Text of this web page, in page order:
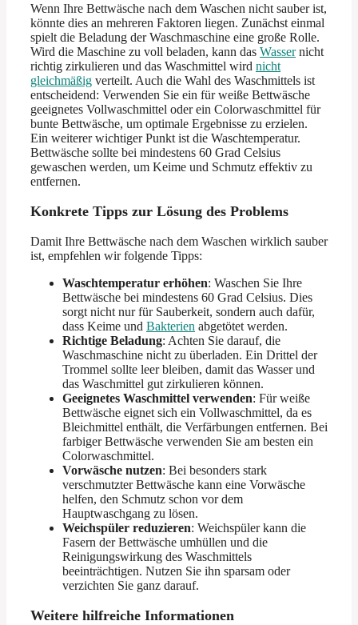
Wenn Ihre Bettwäsche nach dem Waschen nicht sauber ist,
könnte dies an mehreren Faktoren liegen. Zunächst einmal
spielt die Beladung der Waschmaschine eine große Rolle.
Wird die Maschine zu voll beladen, kann das Wassernicht
richtig zirkulieren und das Waschmittel wird nicht
gleichmäßig verteilt. Auch die Wahl des Waschmittels ist
entscheidend: Verwenden Sie ein für weiße Bettwäsche
geeignetes Vollwaschmittel oder ein Colorwaschmittel für
bunte Bettwäsche, um optimale Ergebnisse zu erzielen.
Ein weiterer wichtiger Punkt ist die Waschtemperatur.
Bettwäsche sollte bei mindestens 60 Grad Celsius
gewaschen werden, um Keime und Schmutz effektiv zu
entfernen.
Konkrete Tipps zur Lösung des Problems
Damit Ihre Bettwäsche nach dem Waschen wirklich sauber
ist, empfehlen wir folgende Tipps:
Waschtemperatur erhöhen: Waschen Sie Ihre
Bettwäsche bei mindestens 60 Grad Celsius. Dies
sorgt nicht nur für Sauberkeit, sondern auch dafür,
dass Keime und Bakterien abgetötet werden.
Richtige Beladung: Achten Sie darauf, die
Waschmaschine nicht zu überladen. Ein Drittel der
Trommel sollte leer bleiben, damit das Wasser und
das Waschmittel gut zirkulieren können.
Geeignetes Waschmittel verwenden: Für weiße
Bettwäsche eignet sich ein Vollwaschmittel, da es
Bleichmittel enthält, die Verfärbungen entfernen. Bei
farbiger Bettwäsche verwenden Sie am besten ein
Colorwaschmittel.
Vorwäsche nutzen: Bei besonders stark
verschmutzter Bettwäsche kann eine Vorwäsche
helfen, den Schmutz schon vor dem
Hauptwaschgang zu lösen.
Weichspüler reduzieren: Weichspüler kann die
Fasern der Bettwäsche umhüllen und die
Reinigungswirkung des Waschmittels
beeinträchtigen. Nutzen Sie ihn sparsam oder
verzichten Sie ganz darauf.
Weitere hilfreiche Informationen